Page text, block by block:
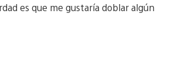
es que me gustaría doblar algún